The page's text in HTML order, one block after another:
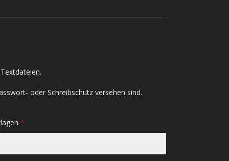
oder Schreibschutz versehen sind.
*